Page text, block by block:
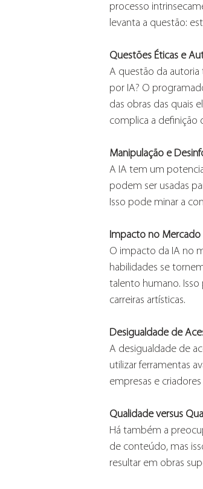
processo
levanta a questão:
Questões Éticas e
A questão da
por IA? O
das obras das quais
complica a definição
Manipulação e
A IA tem um
podem ser usadas
Isso pode minar a
Impacto no Mercado
O impacto da IA no
habilidades se
talento humano. Isso
carreiras artísticas.
Desigualdade de
A desigualdade de
utilizar ferramentas
empresas e
Qualidade versus
Há também a
de conteúdo, mas
resultar em obras